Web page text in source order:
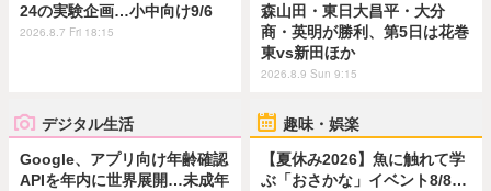
24の実験企画…小中向け9/6
2026.8.7 Fri 18:15
森山田・東日大昌平・大分
商・英明が勝利、第5日は花巻
東vs新田ほか
2026.8.9 Sun 9:15
デジタル生活
Google、アプリ向け年齢確認
APIを年内に世界展開…未成年
趣味・娯楽
【夏休み2026】魚に触れて学
ぶ「おさかな」イベント8/8…